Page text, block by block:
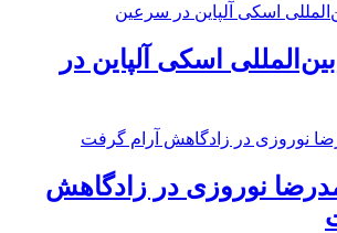
اسکی آلپاین در
نوروزی در زادگاهش